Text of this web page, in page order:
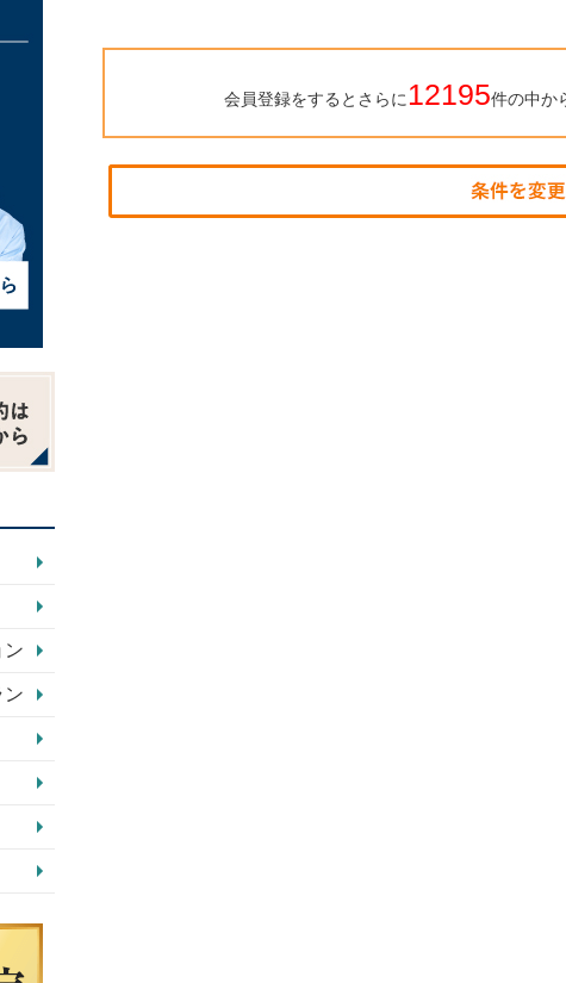
会員登録をするとさらに 12195件の中か
ン
ン